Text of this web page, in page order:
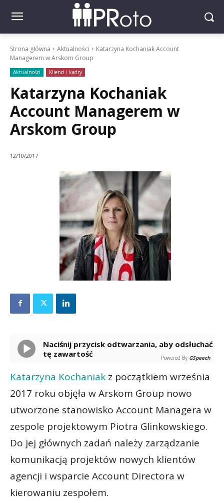
Strona główna Aktualności
Katarzyna Kochaniak Account
Managerem w Arskom Group
Aktualności Klienci i kadry
Katarzyna Kochaniak
Account Managerem w
Arskom Group
12/10/2017
Naciśnij przycisk odtwarzania, aby odsłuchać
tę zawartość
Powered By GSpeech
Katarzyna Kochaniak z początkiem września
2017 roku objęła w Arskom Group nowo
utworzone stanowisko Account Managera w
zespole projektowym Piotra Glinkowskiego.
Do jej głównych zadań należy zarządzanie
komunikacją projektów nowych klientów
agencji i wsparcie Account Directora w
kierowaniu zespołem.